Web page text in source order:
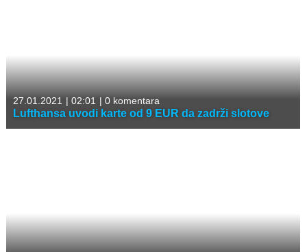
27.01.2021 | 02:01 | 0 komentara
Lufthansa uvodi karte od 9 EUR da zadrži slotove